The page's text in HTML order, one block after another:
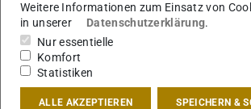
Orientierungsveranstaltung erklärt.
Die Orientierungswoche
Am Montag 11.10.21 um 13.00 Uhr
Weitere Informationen zum Einsatz von
in unserer
Datenschutzerklärung.
Nur essentielle
Komfort
Statistiken
ALLE AKZEPTIEREN SPEICHERN &